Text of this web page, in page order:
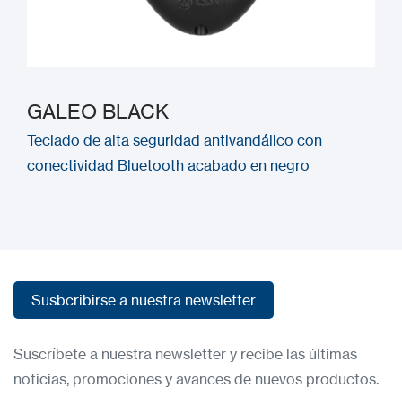
GALEO BLACK
Teclado de alta seguridad antivandálico con
conectividad Bluetooth acabado en negro
Susbcribirse a nuestra newsletter
Suscríbete a nuestra newsletter y recibe las últimas
noticias, promociones y avances de nuevos productos.